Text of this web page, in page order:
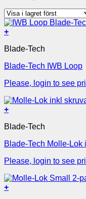
+
Blade-Tech
Blade-Tech IWB Loop
Please, login to see
+
Blade-Tech
Blade-Tech Molle-Lok
Please, login to see
+